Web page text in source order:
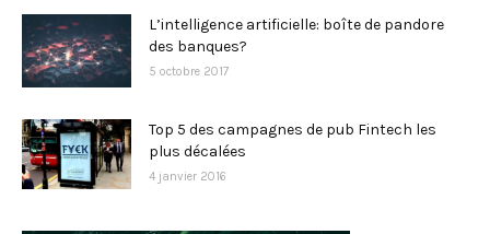
L’intelligence artificielle: boîte de pandore
des banques?
5 octobre 2017
Top 5 des campagnes de pub Fintech les
plus décalées
4 janvier 2016